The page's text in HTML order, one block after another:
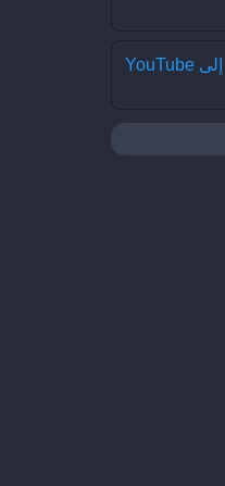
كيف تنقل من Apple Music إلى YouTube